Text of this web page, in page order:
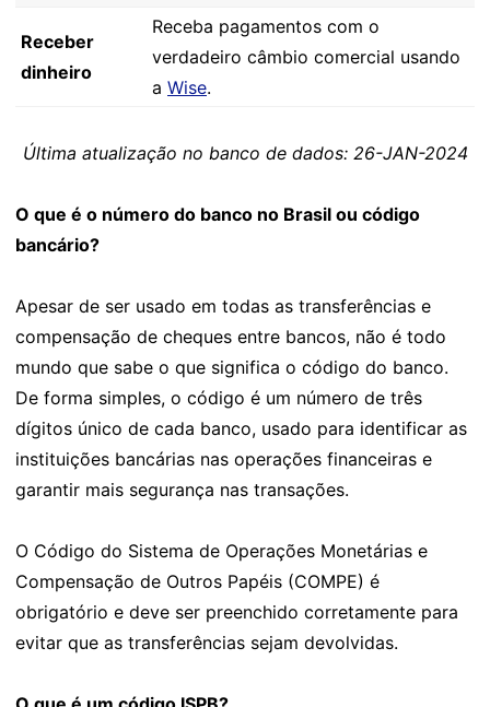
Receber
dinheiro
Receba pagamentos com o
verdadeiro câmbio comercial usando
a Wise.
Última atualização no banco de dados: 26-JAN-2024
O que é o número do banco no Brasil ou código
bancário?
Apesar de ser usado em todas as transferências e
compensação de cheques entre bancos, não é todo
mundo que sabe o que significa o código do banco.
De forma simples, o código é um número de três
dígitos único de cada banco, usado para identificar as
instituições bancárias nas operações financeiras e
garantir mais segurança nas transações.
O Código do Sistema de Operações Monetárias e
Compensação de Outros Papéis (COMPE) é
obrigatório e deve ser preenchido corretamente para
evitar que as transferências sejam devolvidas.